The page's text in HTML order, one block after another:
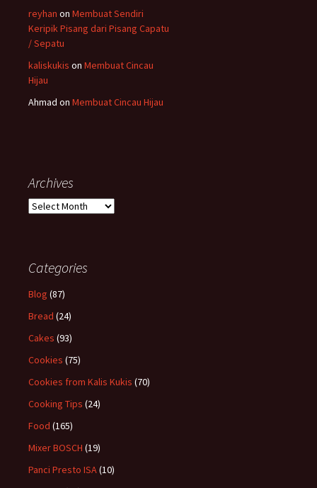
reyhan on Membuat Sendiri
Keripik Pisang dari Pisang Capatu
/ Sepatu
kaliskukis on Membuat Cincau
Hijau
Ahmad on Membuat Cincau Hijau
Archives
Archives
Categories
Blog (87)
Bread (24)
Cakes (93)
Cookies (75)
Cookies from Kalis Kukis (70)
Cooking Tips (24)
Food (165)
Mixer BOSCH (19)
Panci Presto ISA(10)